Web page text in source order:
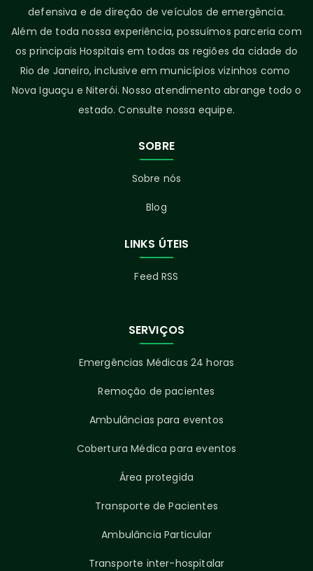
defensiva e de direção de veículos de emergência.
Além de toda nossa experiência, possuímos parceria com
os principais Hospitais em todas as regiões da cidade do
Rio de Janeiro, inclusive em municípios vizinhos como
Nova Iguaçu e Niterói. Nosso atendimento abrange todo o
estado. Consulte nossa equipe.
SOBRE
Sobre nós
Blog
LINKS ÚTEIS
Feed RSS
SERVIÇOS
Emergências Médicas 24 horas
Remoção de pacientes
Ambulâncias para eventos
Cobertura Médica para eventos
Área protegida
Transporte de Pacientes
Ambulância Particular
Transporte inter-hospitalar